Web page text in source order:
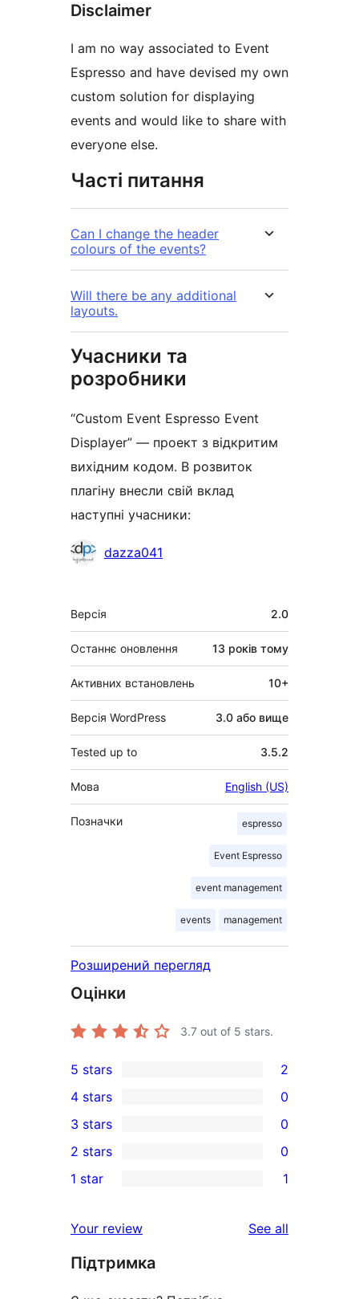
Disclaimer
I am no way associated to Event
Espresso and have devised my own
custom solution for displaying
events and would like to share with
everyone else.
Часті питання
Can I change the header
colours of the events?
Will there be any additional
layouts.
Учасники та
розробники
“Custom Event Espresso Event
Displayer” — проект з відкритим
вихідним кодом. В розвиток
плагіну внесли свій вклад
наступні учасники:
Учасникиdazza041
Мета
Версія 2.0
Останнє оновлення 13 років тому
Активних встановлень 10+
Версія WordPress 3.0 або вище
Tested up to 3.5.2
Мова English (US)
Позначки espresso
Event Espresso
event management
events management
Розширений перегляд
Оцінки
3.7 out of 5 stars.
2
5-
star
reviews
5 stars 2
4-
star
reviews
4 stars 0
0
3-
star
3 stars 0
2-
reviews
2 stars 0
star
review
1 star 1
Your review See all
Підтримка